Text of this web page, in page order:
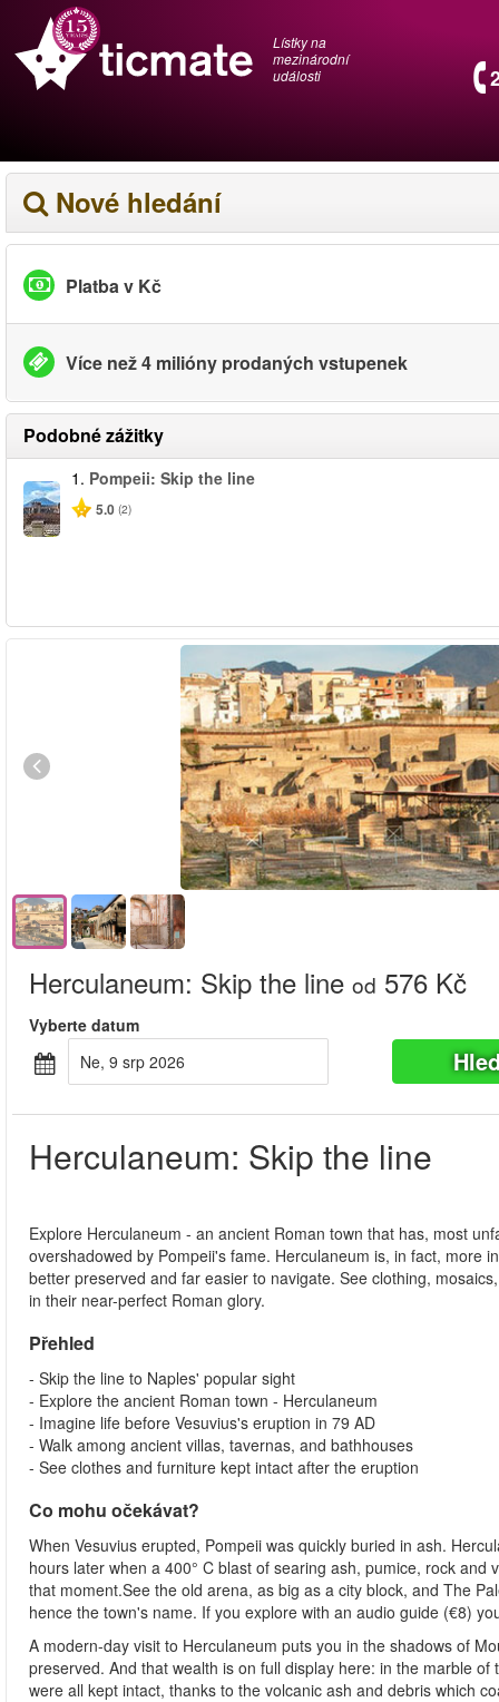
Lístky na
mezinárodní
události
Nové hledání
Platba v Kč
Více než 4 milióny prodaných vstupenek
Podobné zážitky
1. Pompeii: Skip the line
5.0 (2)
Herculaneum: Skip the line od 576 Kč
Vyberte datum
Ne, 9 srp 2026
Herculaneum: Skip the line
Explore Herculaneum - an ancient Roman town that has, most
overshadowed by Pompeii's fame. Herculaneum is, in fact, more
better preserved and far easier to navigate. See clothing,
in their near-perfect Roman glory.
Přehled
- Skip the line to Naples' popular sight
- Explore the ancient Roman town - Herculaneum
- Imagine life before Vesuvius's eruption in 79 AD
- Walk among ancient villas, tavernas, and bathhouses
- See clothes and furniture kept intact after the eruption
Co mohu očekávat?
When Vesuvius erupted, Pompeii was quickly buried in ash.
hours later when a 400° C blast of searing ash, pumice, rock
that moment.See the old arena, as big as a city block, and The
hence the town's name. If you explore with an audio guide (€8)
A modern-day visit to Herculaneum puts you in the shadows of
preserved. And that wealth is on full display here: in the marble
were all kept intact, thanks to the volcanic ash and debris which